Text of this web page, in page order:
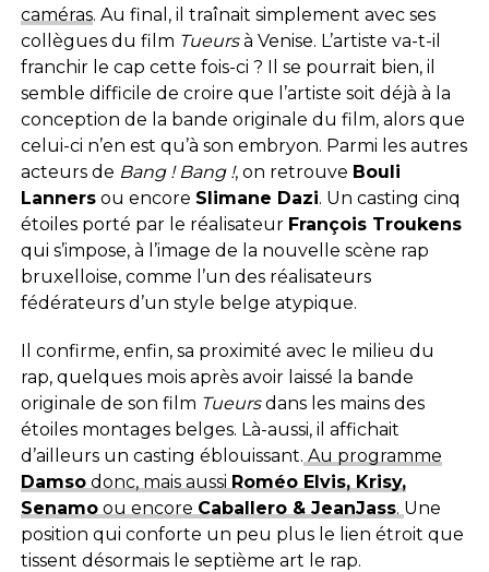
caméras. Au final, il traînait simplement avec ses
collègues du film Tueursà Venise. L’artiste va-t-il
franchir le cap cette fois-ci ? Il se pourrait bien, il
semble difficile de croire que l’artiste soit déjà à la
conception de la bande originale du film, alors que
celui-ci n’en est qu’à son embryon. Parmi les autres
acteurs de Bang ! Bang !, on retrouve Bouli
Lannersou encore Slimane Dazi. Un casting cinq
étoiles porté par le réalisateur François Troukens
qui s’impose, à l’image de la nouvelle scène rap
bruxelloise, comme l’un des réalisateurs
fédérateurs d’un style belge atypique.
Il confirme, enfin, sa proximité avec le milieu du
rap, quelques mois après avoir laissé la bande
originale de son film Tueursdans les mains des
étoiles montages belges. Là-aussi, il affichait
d’ailleurs un casting éblouissant. Au programme
Damsodonc, mais aussi Roméo Elvis, Krisy,
Senamoou encore Caballero & JeanJass. Une
position qui conforte un peu plus le lien étroit que
tissent désormais le septième art le rap.